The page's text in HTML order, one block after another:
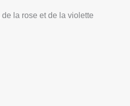
la rose et de la violette